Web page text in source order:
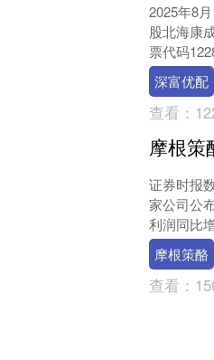
2025年8
股北海康
票代码
商业化平
公司（以下
深富优配
查看：
证券时报
家公司公
利润同比
业收入同
和营业收入
摩根策酪
查看：